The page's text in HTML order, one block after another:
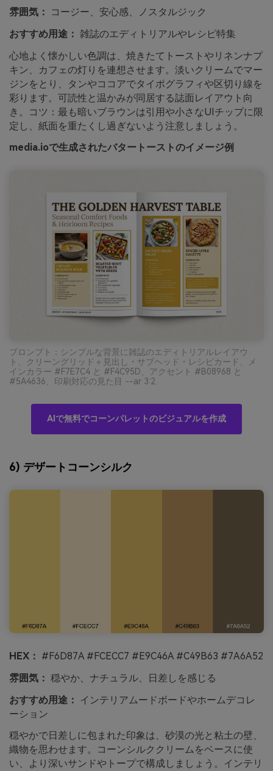
雰囲気：
コージー、安心感、ノスタルジック
おすすめ用途： 雑誌のエディトリアルやレシピ特集
心地よく懐かしい色調は、焼きたてトーストやリネンナプ
キン、カフェの灯りを連想させます。淡いクリームでマー
ジンをとり、タンやココアでタイポグラフィや区切り線を
彩ります。可読性と温かみが同居する誌面レイアウト向
き。コツ：最も暗いブラウンは引用や小さなUIチップに限
定し、紙面を重たくし過ぎないよう注意しましょう。
media.ioで生成されたバタートーストのイメージ例
プロンプト：シンプルな背景に雑誌のエディトリアルレイアウ
ト、クリーングリッド＋見出し・サブヘッド・レシピカード、メ
インカラー #F7E7C4 と #F4C95D、アクセント #B08968 と
#5A4636、印刷対応の見た目 --ar 3:2
AIで無料でコーンパレットのビジュアルを作成
6) デザートコーンシルク
HEX： #F6D87A #FCECC7 #E9C46A #C49B63 #7A6A52
雰囲気： 穏やか、ナチュラル、日差しを感じる
おすすめ用途：
インテリアムードボードやホームデコレ
ーション
穏やかで日差しに包まれた印象は、砂漠の光と粘土の壁、
織物を思わせます。コーンシルククリームをベースに使
い、より深いサンドやトープで構成しましょう。インテリ